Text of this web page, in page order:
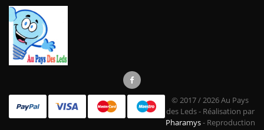
© 2017 / 2026 Au Pays
des Leds - Réalisation par
Pharamys- Reproduction